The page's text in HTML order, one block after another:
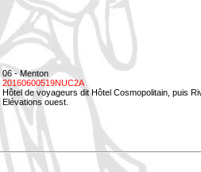
06 - Menton
20160600519NUC2A
Hôtel de voyageurs dit Hôtel Cosmopolitain, puis
Elévations ouest.